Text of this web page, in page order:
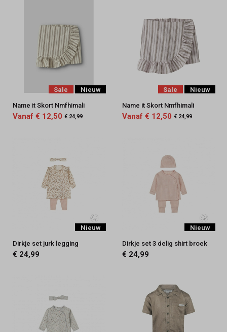
Sale Nieuw
Name it Skort Nmfhimali
Vanaf € 12,50 € 24,99
Sale Nieuw
Name it Skort Nmfhimali
Vanaf € 12,50 € 24,99
Nieuw
Dirkje set jurk legging
€ 24,99
Nieuw
Dirkje set 3 delig shirt broek
€ 24,99